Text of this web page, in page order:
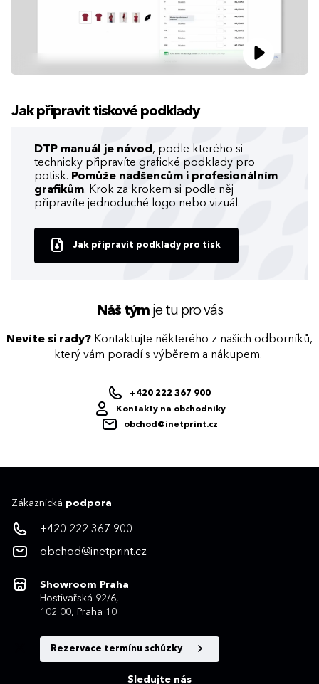
Jak připravit tiskové podklady
DTP manuál je návod , podle kterého si
technicky připravíte grafické podklady pro
potisk. Pomůže nadšencům i profesionálním
grafikům. Krok za krokem si podle něj
připravíte jednoduché logo nebo vizuál.
Jak připravit podklady pro tisk
Náš týmje tu pro vás
Nevíte si rady? Kontaktujte některého z našich odborníků,
který vám poradí s výběrem a nákupem.
+420 222 367 900
Kontakty na obchodníky
obchod@inetprint.cz
Zákaznická podpora
+420 222 367 900
obchod@inetprint.cz
Showroom Praha
Hostivařská 92/6,
102 00, Praha 10
Rezervace termínu schůzky
Sledujte nás